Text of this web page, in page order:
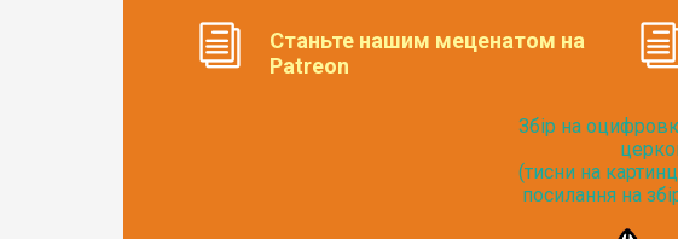
Станьте нашим меценатом на
Patreon
Збір на
(тисни на
посилання на